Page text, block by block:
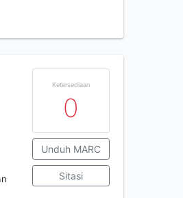
Ketersediaan
0
Unduh MARC
Sitasi